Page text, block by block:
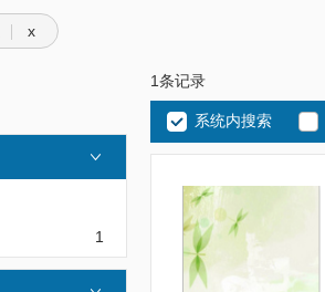
x
1
1条记录
系统内搜索